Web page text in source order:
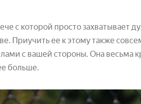
с которой просто захватывает
Приучить ее к этому также
с вашей стороны. Она весьма
больше.